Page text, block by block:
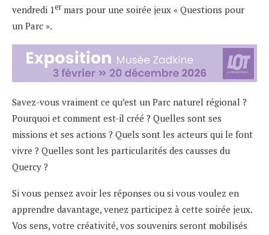
vendredi 1ermars pour une soirée jeux « Questions pour
un Parc ».
Savez-vous vraiment ce qu’est un Parc naturel régional ?
Pourquoi et comment est-il créé ? Quelles sont ses
missions et ses actions ? Quels sont les acteurs qui le font
vivre ? Quelles sont les particularités des causses du
Quercy ?
Si vous pensez avoir les réponses ou si vous voulez en
apprendre davantage, venez participez à cette soirée jeux.
Vos sens, votre créativité, vos souvenirs seront mobilisés